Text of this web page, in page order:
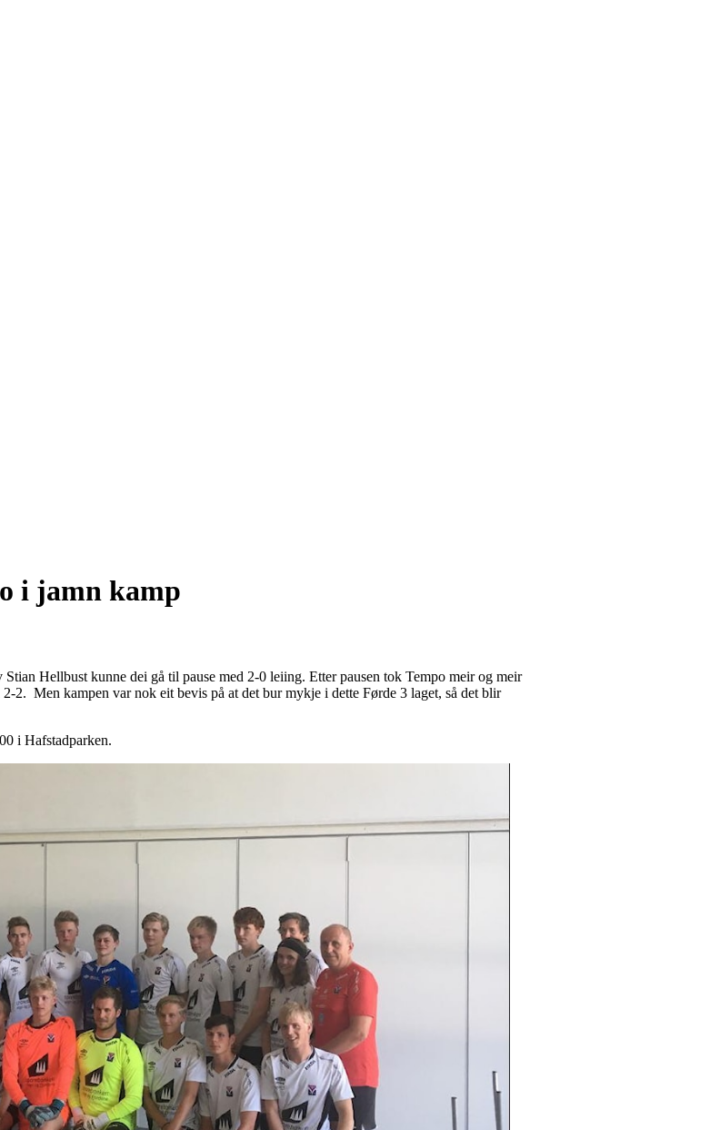
i jamn kamp
Hellbust kunne dei gå til pause med 2-0 leiing. Etter pausen tok Tempo meir og meir
2. Men kampen var nok eit bevis på at det bur mykje i dette Førde 3 laget, så det blir
i Hafstadparken.